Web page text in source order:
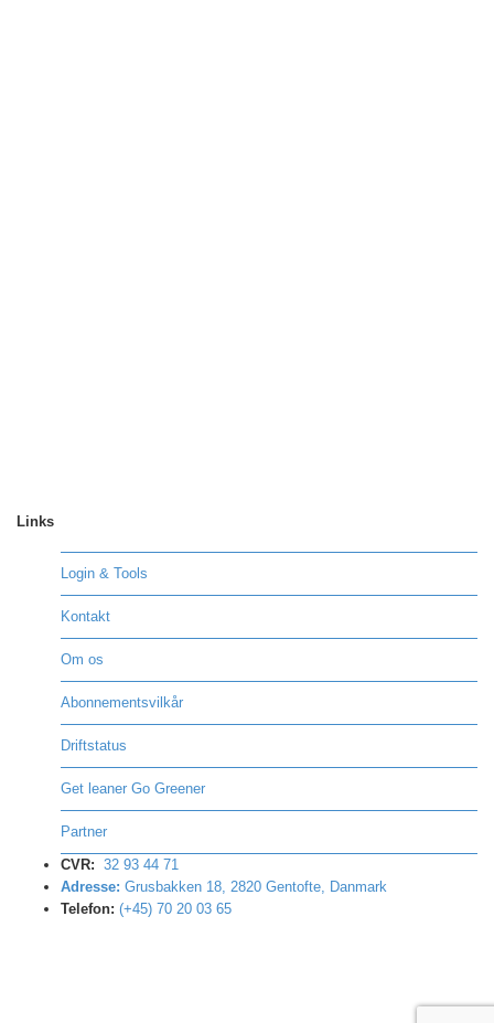
Links
Login & Tools
Kontakt
Om os
Abonnementsvilkår
Driftstatus
Get leaner Go Greener
Partner
CVR: 32 93 44 71
Adresse: Grusbakken 18, 2820 Gentofte, Danmark
Telefon: (+45) 70 20 03 65